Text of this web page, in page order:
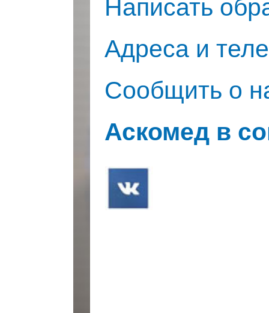
Написать
Адреса и
Сообщить о
Аскомед в